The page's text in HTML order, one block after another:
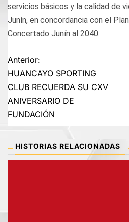
servicios básicos y la calidad de
Junín, en concordancia con el
Concertado Junín al 2040.
Navegación
de
entradas
Anterior:
HUANCAYO SPORTING
CLUB RECUERDA SU CXV
ANIVERSARIO DE
FUNDACIÓN
HISTORIAS RELACIONADAS